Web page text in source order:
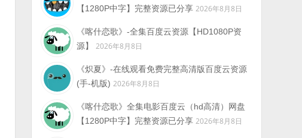
【1280P中字】完整资源已分享 2026年8月8日
《喀什恋歌》-全集百度云资源【HD1080P资
源】
2026年8月8日
《炽夏》-在线观看免费完整高清版百度云资源
(手-机版) 2026年8月8日
《喀什恋歌》全集电影百度云（hd高清）网盘
【1280P中字】完整资源已分享 2026年8月8日